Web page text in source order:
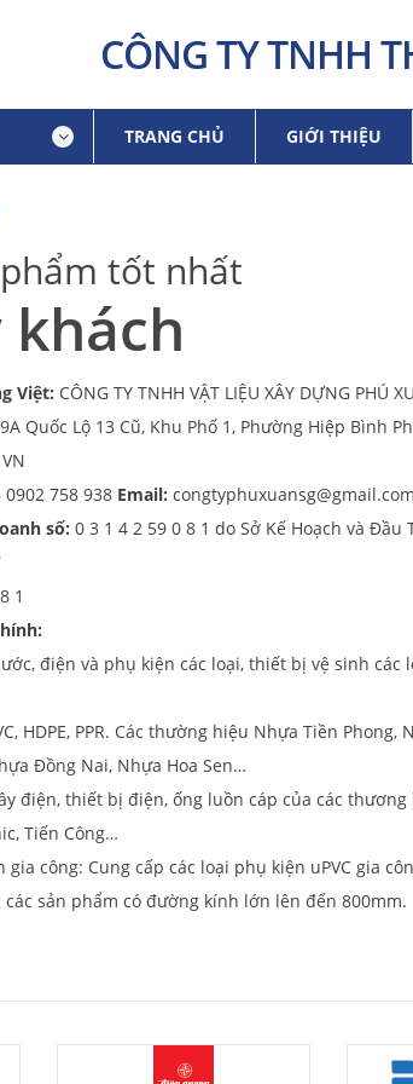
CÔNG TY TNHH
TRANG CHỦ GIỚI THIỆU
tốt nhất
khách
Việt: CÔNG TY TNHH VẬT LIỆU XÂY DỰNG PHÚ
Quốc Lộ 13 Cũ, Khu Phố 1, Phường Hiệp Bình
0902 758 938 Email: congtyphuxuansg@gmail.com
số: 0 3 1 4 2 59 0 8 1 do Sở Kế Hoạch và Đầu
1
điện và phụ kiện các loại, thiết bị vệ sinh các
HDPE, PPR. Các thường hiệu Nhựa Tiền Phong,
Đồng Nai, Nhựa Hoa Sen…
điện, thiết bị điện, ống luồn cáp của các thương
Tiến Công…
công: Cung cấp các loại phụ kiện uPVC gia
sản phẩm có đường kính lớn lên đến 800mm.